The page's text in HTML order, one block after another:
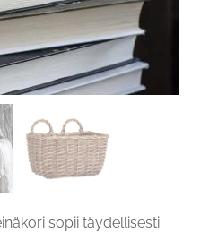
sopii täydellisesti